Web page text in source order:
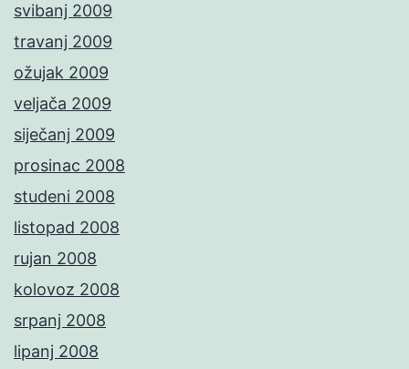
svibanj 2009
travanj 2009
ožujak 2009
veljača 2009
siječanj 2009
prosinac 2008
studeni 2008
listopad 2008
rujan 2008
kolovoz 2008
srpanj 2008
lipanj 2008